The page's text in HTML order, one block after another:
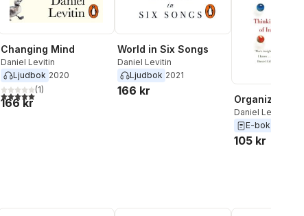
Changing Mind
Daniel Levitin
Ljudbok 2020
5,0utav 5 stjärnor. Totalt antal röster:
(1)
166 kr
World in Six Songs
Daniel Levitin
Ljudbok 2021
166 kr
Organized
Daniel Levitin
E-bok
105 kr